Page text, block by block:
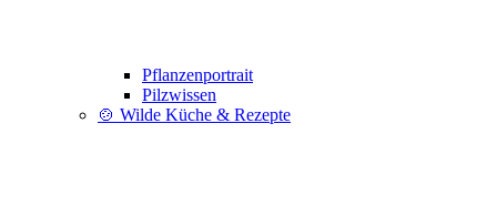
Pflanzenportrait
Pilzwissen
🍲 Wilde Küche & Rezepte